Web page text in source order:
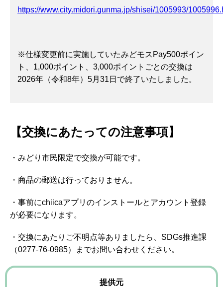
https://www.city.midori.gunma.jp/shisei/1005993/
※仕様変更前に実施していたみどモスPay500ポイン
ト、1,000ポイント、3,000ポイントごとの交換は
2026年（令和8年）5月31日で終了いたしました。
【交換にあたっての注意事項】
・みどり市民限定で交換が可能です。
・商品の郵送は行っておりません。
・事前にchiicaアプリのインストールとアカウント登録
が必要になります。
・交換にあたりご不明点等ありましたら、SDGs推進課
（0277-76-0985）までお問い合わせください。
提供元